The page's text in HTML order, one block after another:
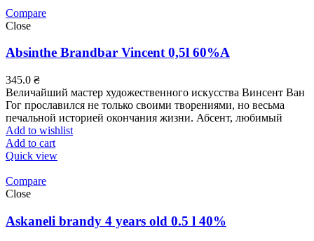
Compare
Close
Absinthe Brandbar Vincent 0,5l 60%А
345.0 ₴
Величайший мастер художественного искусства Винсент Ван
Гог прославился не только своими творениями, но весьма
печальной историей окончания жизни. Абсент, любимый
Add to wishlist
Add to cart
Quick view
Compare
Close
Askaneli brandy 4 years old 0.5 l 40%